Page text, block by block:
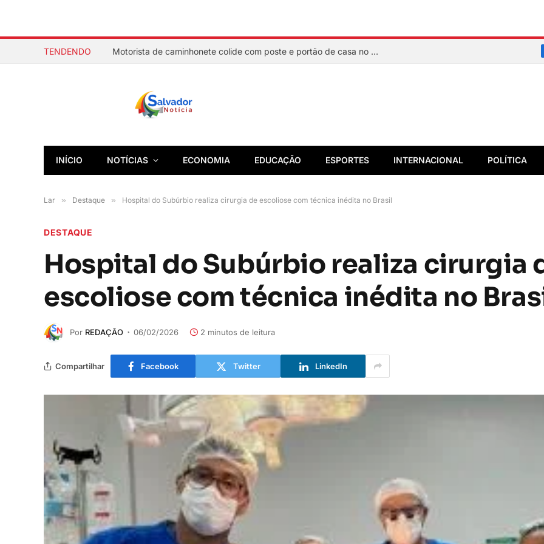
TENDENDO Motorista de caminhonete colide com poste e portão de casa no Rio Vermelho
INÍCIO NOTÍCIAS ECONOMIA EDUCAÇÃO ESPORTES INTERNACIONAL POLÍTICA
Lar » Destaque » Hospital do Subúrbio realiza cirurgia de escoliose com técnica inédita no Brasil
DESTAQUE
Hospital do Subúrbio realiza cirurgia
escoliose com técnica inédita no
Por REDAÇÃO 06/02/2026 2 minutos de leitura
Compartilhar Facebook Twitter LinkedIn